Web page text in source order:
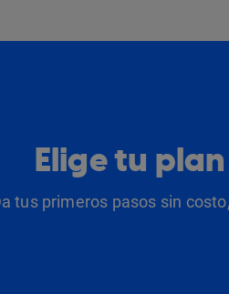
Elige tu
tus primeros pasos sin